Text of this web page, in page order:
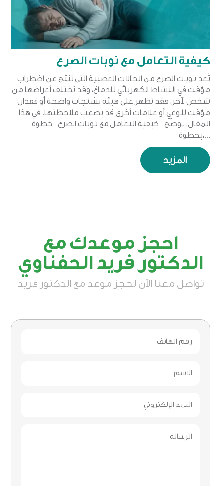
كيفية التعامل مع نوبات الصرع
تُعد نوبات الصرع من الحالات العصبية التي تنتج عن اضطراب
مؤقت في النشاط الكهربائي للدماغ، وقد تختلف أعراضها من
شخص لآخر، فقد تظهر على هيئة تشنجات واضحة أو فقدان
مؤقت للوعي أو علامات أخرى قد يصعب ملاحظتها. في هذا
المقال، نوضّح كيفية التعامل مع نوبات الصرع خطوة
بخطوة،...
المزيد
احجز موعدك مع
الدكتور فريد الحفناوي
تواصل معنا الآن لحجز موعد مع الدكتور فريد